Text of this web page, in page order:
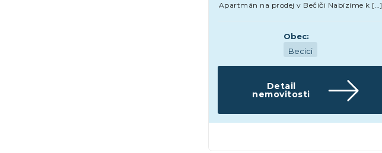
Apartmán na prodej v Bečiči Nabízíme k […]
Obec:
Becici
Detail
nemovitosti